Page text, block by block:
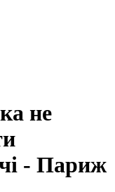
не
- Париж